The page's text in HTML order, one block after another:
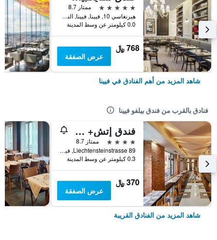
5 نجوم
ممتاز 8.7
هيرنغاسي 10, فيينا, فيينا, النمسا
0.0 كيلومتر عن وسط المدينة
768 ﷼
عرض الصفقة
شاهد المزيد من أهم الفنادق في فيينا
فنادق بالقرب من فندق بيلفو فيينا
فندق إتش+ فيين
4 نجوم
ممتاز 8.7
Liechtensteinstrasse 89, فيينا, فيينا, النمسا
0.3 كيلومتر عن وسط المدينة
370 ﷼
عرض الصفقة
شاهد المزيد من الفنادق القريبة